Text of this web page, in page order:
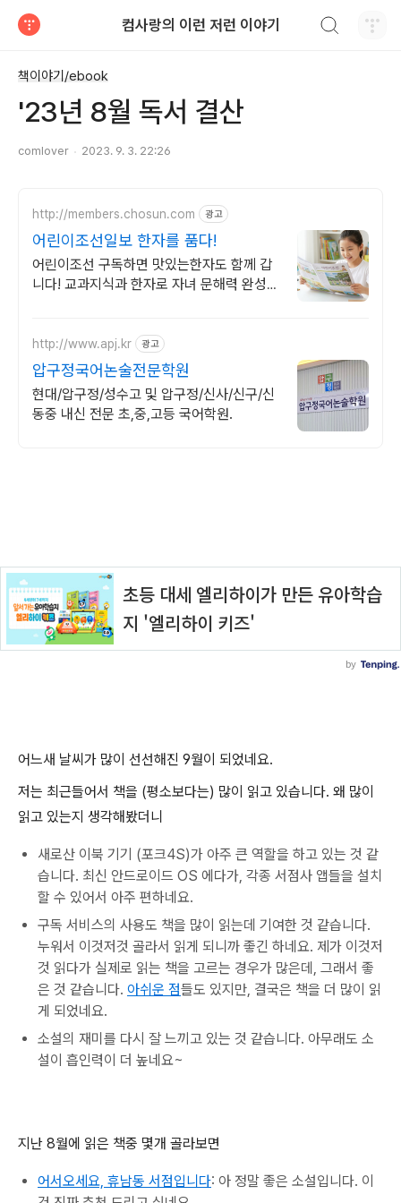
컴사랑의 이런 저런 이야기
책이야기/ebook
'23년 8월 독서 결산
comlover 2023. 9. 3. 22:26
http://members.chosun.com 광고
어린이조선일보 한자를 품다!
어린이조선 구독하면 맛있는한자도 함께 갑
니다! 교과지식과 한자로 자녀 문해력 완성
http://www.apj.kr 광고
압구정국어논술전문학원
현대/압구정/성수고 및 압구정/신사/신구/신
동중 내신 전문 초,중,고등 국어학원.
어느새 날씨가 많이 선선해진 9월이 되었네요.
저는 최근들어서 책을 (평소보다는) 많이 읽고 있습니다. 왜 많이
읽고 있는지 생각해봤더니
새로산 이북 기기 (포크4S)가 아주 큰 역할을 하고 있는 것 같
습니다. 최신 안드로이드 OS 에다가, 각종 서점사 앱들을 설치
할 수 있어서 아주 편하네요.
구독 서비스의 사용도 책을 많이 읽는데 기여한 것 같습니다.
누워서 이것저것 골라서 읽게 되니까 좋긴 하네요. 제가 이것저
것 읽다가 실제로 읽는 책을 고르는 경우가 많은데, 그래서 좋
은 것 같습니다. 아쉬운 점들도 있지만, 결국은 책을 더 많이 읽
게 되었네요.
소설의 재미를 다시 잘 느끼고 있는 것 같습니다. 아무래도 소
설이 흡인력이 더 높네요~
지난 8월에 읽은 책중 몇개 골라보면
어서오세요, 휴남동 서점입니다: 아 정말 좋은 소설입니다. 이